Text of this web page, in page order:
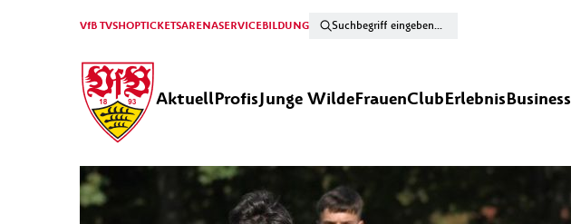
VfB TVSHOPTICKETSARENASERVICEBILDUNG
AktuellProfisJunge WildeFrauenClubErlebnisBusiness